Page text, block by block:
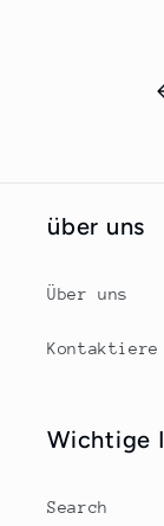
über uns
Über uns
Kontaktiere
Wichtige
Search